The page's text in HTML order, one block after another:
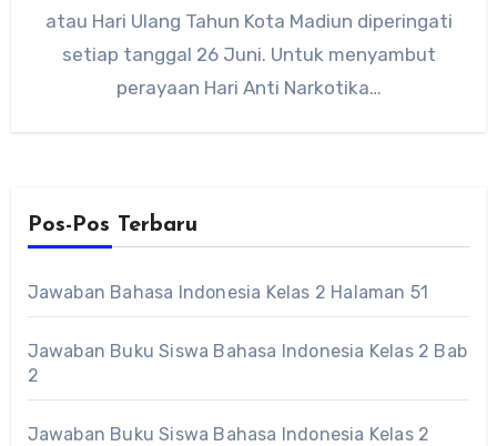
atau Hari Ulang Tahun Kota Madiun diperingati
setiap tanggal 26 Juni. Untuk menyambut
perayaan Hari Anti Narkotika…
Pos-Pos Terbaru
Jawaban Bahasa Indonesia Kelas 2 Halaman 51
Jawaban Buku Siswa Bahasa Indonesia Kelas 2 Bab
2
Jawaban Buku Siswa Bahasa Indonesia Kelas 2